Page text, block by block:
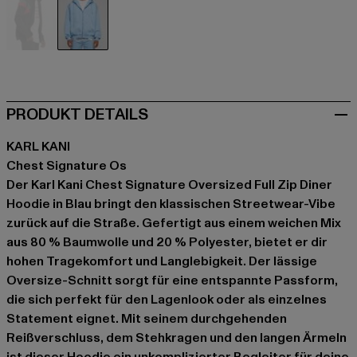
PRODUKT DETAILS
KARL KANI
Chest Signature Os
Der Karl Kani Chest Signature Oversized Full Zip Diner
Hoodie in Blau bringt den klassischen Streetwear-Vibe
zurück auf die Straße. Gefertigt aus einem weichen Mix
aus 80 % Baumwolle und 20 % Polyester, bietet er dir
hohen Tragekomfort und Langlebigkeit. Der lässige
Oversize-Schnitt sorgt für eine entspannte Passform,
die sich perfekt für den Lagenlook oder als einzelnes
Statement eignet. Mit seinem durchgehenden
Reißverschluss, dem Stehkragen und den langen Ärmeln